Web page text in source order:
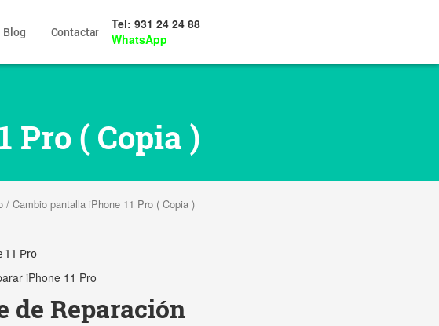
Blog Contactar
Tel: 931 24 24 88
WhatsApp
Pro ( Copia )
/ Cambio pantalla iPhone 11 Pro ( Copia )
11 Pro
iPhone 11 Pro
de Reparación